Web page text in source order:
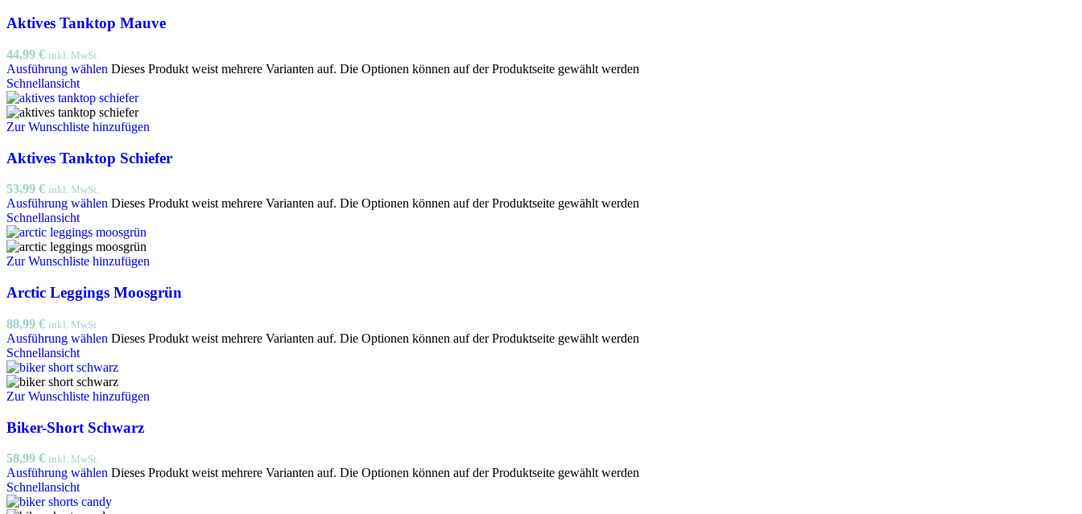
Aktives Tanktop Mauve
44,99 € inkl. MwSt.
Ausführung wählen Dieses Produkt weist mehrere Varianten auf. Die Optionen können auf der Produktseite gewählt werden
Schnellansicht
Zur Wunschliste hinzufügen
Aktives Tanktop Schiefer
53,99 € inkl. MwSt.
Ausführung wählen Dieses Produkt weist mehrere Varianten auf. Die Optionen können auf der Produktseite gewählt werden
Schnellansicht
Zur Wunschliste hinzufügen
Arctic Leggings Moosgrün
88,99 € inkl. MwSt.
Ausführung wählen Dieses Produkt weist mehrere Varianten auf. Die Optionen können auf der Produktseite gewählt werden
Schnellansicht
Zur Wunschliste hinzufügen
Biker-Short Schwarz
58,99 € inkl. MwSt.
Ausführung wählen Dieses Produkt weist mehrere Varianten auf. Die Optionen können auf der Produktseite gewählt werden
Schnellansicht